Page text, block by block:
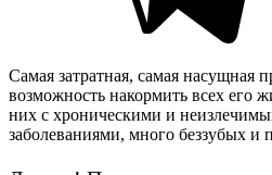
Самая затратная, самая насущная
возможность накормить всех его
них с хроническими и
заболеваниями, много беззубых и